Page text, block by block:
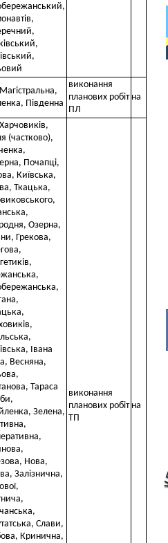
Південна
виконання
планових робіт на
ПЛ
(частково),
Почапці,
Київська,
Ткацька,
Озерна,
Грекова,
Івана
Весняна,
Тараса
Зелена,
Нова,
Залізнична,
Слави,
Кринична,
виконання
планових робіт на
ТП